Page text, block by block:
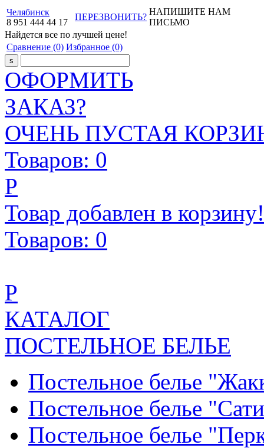
Челябинск
8 951 444 44 17
ПЕРЕЗВОНИТЬ?
НАПИШИТЕ НАМ
ПИСЬМО
Найдется все по лучшей цене!
Сравнение (0) Избранное (0)
ОФОРМИТЬ
ЗАКАЗ?
ОЧЕНЬ ПУСТАЯ
Товаров: 0
Р
Товар добавлен в корзину!
Товаров: 0
Р
КАТАЛОГ
ПОСТЕЛЬНОЕ БЕЛЬЕ
Постельное белье
Постельное белье
Постельное белье